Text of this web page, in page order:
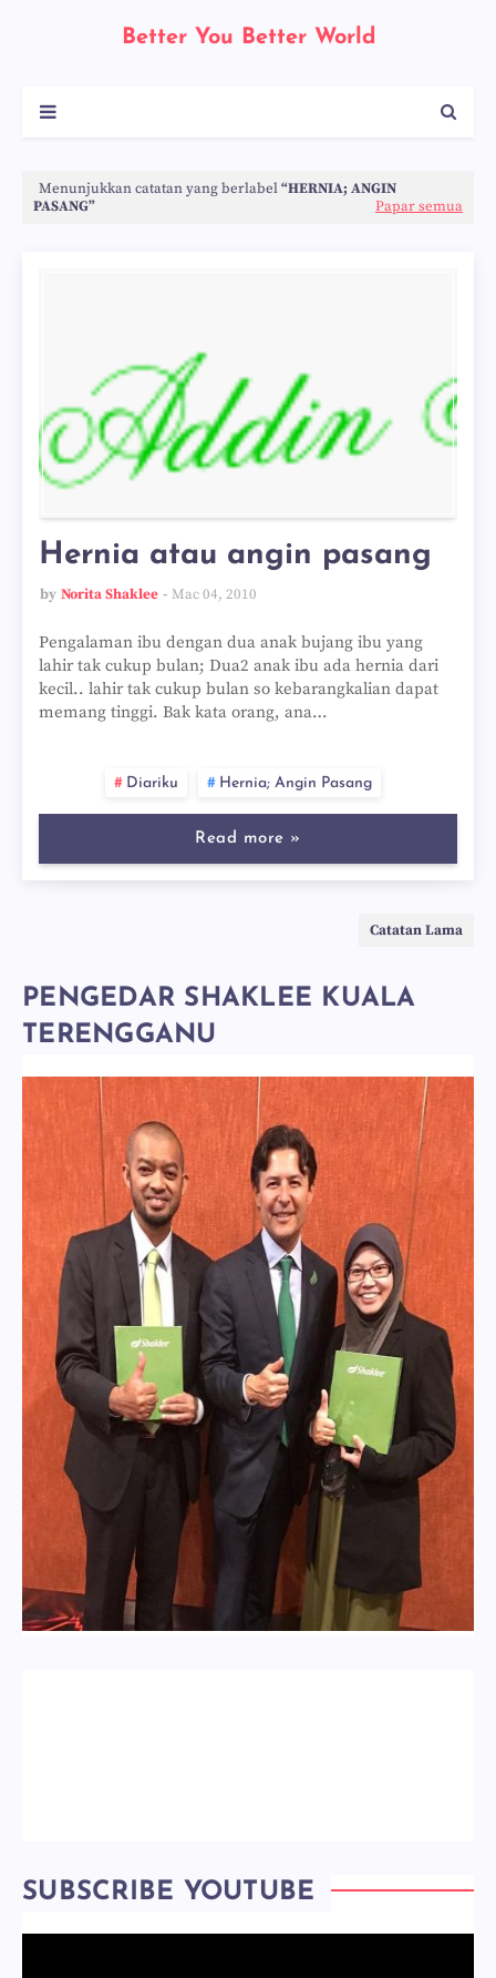
Better You Better World
Menunjukkan catatan yang berlabel HERNIA; ANGIN
PASANG
Papar semua
Hernia atau angin pasang
by Norita Shaklee Mac 04, 2010
Pengalaman ibu dengan dua anak bujang ibu yang
lahir tak cukup bulan; Dua2 anak ibu ada hernia dari
kecil.. lahir tak cukup bulan so kebarangkalian dapat
memang tinggi. Bak kata orang, ana…
Diariku Hernia; Angin Pasang
Read more »
Catatan Lama
PENGEDAR SHAKLEE KUALA
TERENGGANU
SUBSCRIBE YOUTUBE